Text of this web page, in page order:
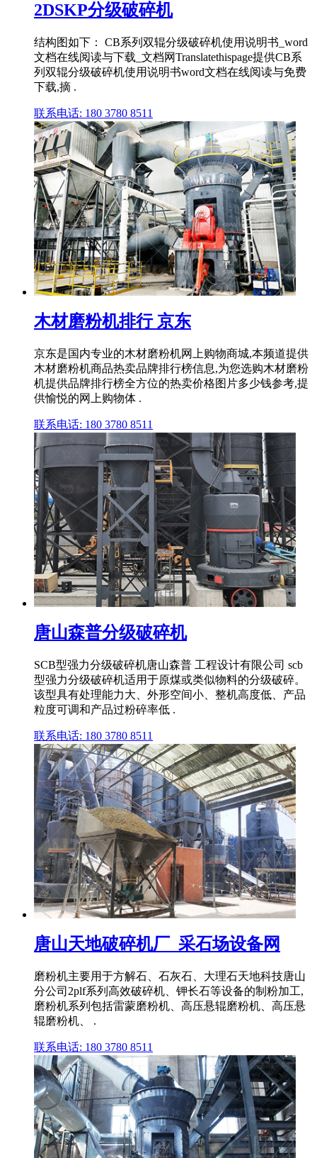
2DSKP分级破碎机
结构图如下： CB系列双辊分级破碎机使用说明书_word
文档在线阅读与下载_文档网Translatethispage提供CB系
列双辊分级破碎机使用说明书word文档在线阅读与免费
下载,摘 .
联系电话: 180 3780 8511
木材磨粉机排行 京东
京东是国内专业的木材磨粉机网上购物商城,本频道提供
木材磨粉机商品热卖品牌排行榜信息,为您选购木材磨粉
机提供品牌排行榜全方位的热卖价格图片多少钱参考,提
供愉悦的网上购物体 .
联系电话: 180 3780 8511
唐山森普分级破碎机
SCB型强力分级破碎机唐山森普 工程设计有限公司 scb
型强力分级破碎机适用于原煤或类似物料的分级破碎。
该型具有处理能力大、外形空间小、整机高度低、产品
粒度可调和产品过粉碎率低 .
联系电话: 180 3780 8511
唐山天地破碎机厂_采石场设备网
磨粉机主要用于方解石、石灰石、大理石天地科技唐山
分公司2plf系列高效破碎机、钾长石等设备的制粉加工,
磨粉机系列包括雷蒙磨粉机、高压悬辊磨粉机、高压悬
辊磨粉机、 .
联系电话: 180 3780 8511